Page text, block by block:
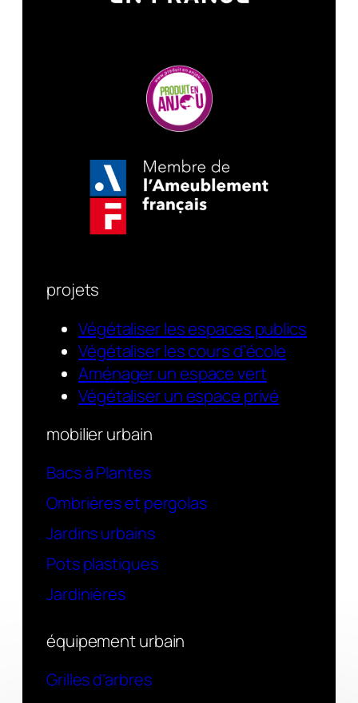
projets
Végétaliser les espaces publics
Végétaliser les cours d’école
Aménager un espace vert
Végétaliser un espace privé
mobilier urbain
Bacs à Plantes
Ombrières et pergolas
Jardins urbains
Pots plastiques
Jardinières
équipement urbain
Grilles d’arbres